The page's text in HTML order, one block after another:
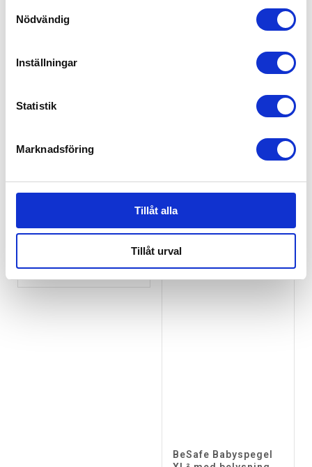
Nödvändig
Inställningar
Statistik
Marknadsföring
Tillåt alla
Tillåt urval
Underförankringsba
299kr
BeSafe Babyspegel
199kr
BeSafe Babyspegel